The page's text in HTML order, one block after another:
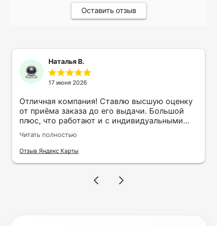
Оставить отзыв
Наталья В.
17 июня 2026
Отличная компания! Ставлю высшую оценку
от приёма заказа до его выдачи. Большой
плюс, что работают и с индивидуальными
заказами. Нелбходимо было нанести принт
на кружку в подарок. Заказ был исполнен
оперативно и ооочень красиво, даже не
терпеливость, отвечала на все мои вопросы.
Читать полностью
Отзыв Яндекс Карты